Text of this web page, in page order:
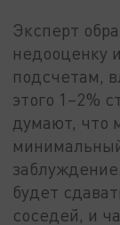
Эксперт
недооценку
подсчетам,
этого 1–2%
думают, что
будет
соседей, и